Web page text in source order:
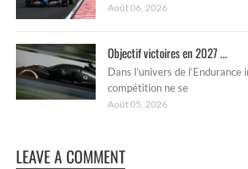
Août 06, 2026
Objectif victoires en 2027 ...
Dans l’univers de
compétition ne se
Août 05, 2026
LEAVE A COMMENT